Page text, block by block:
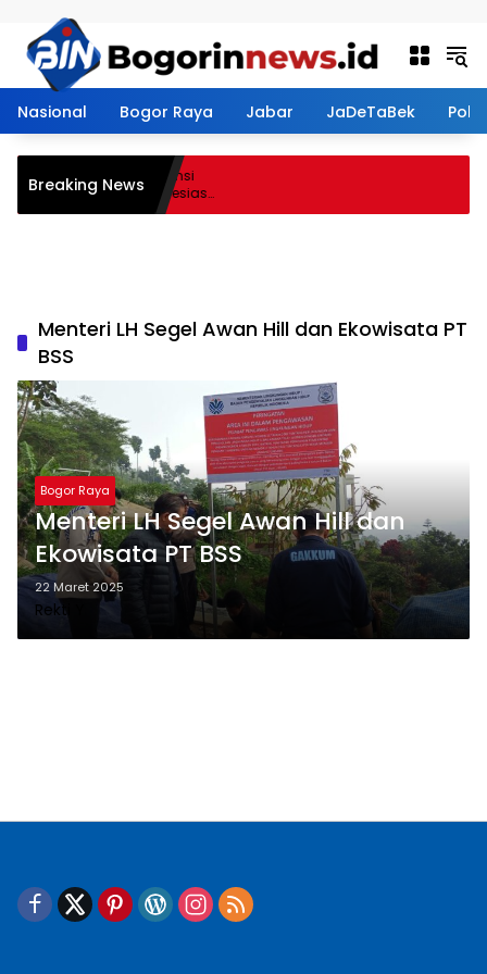
Nasional Bogor Raya Jabar JaDeTaBek
Breaking News
Perkuat Kompetensi
Lalubi Untuk Apresiasi
Menteri LH Segel Awan Hill dan Ekowisata PT
BSS
Bogor Raya
Menteri LH Segel Awan Hill dan
Ekowisata PT BSS
22 Maret 2025
Rekti Y